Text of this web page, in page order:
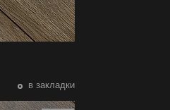
в закладки